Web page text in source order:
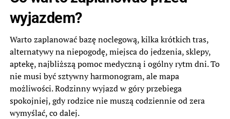
wyjazdem?
Warto zaplanować bazę noclegową, kilka krótkich tras,
alternatywy na niepogodę, miejsca do jedzenia, sklepy,
aptekę, najbliższą pomoc medyczną i ogólny rytm dni. To
nie musi być sztywny harmonogram, ale mapa
możliwości. Rodzinny wyjazd w góry przebiega
spokojniej, gdy rodzice nie muszą codziennie od zera
wymyślać, co dalej.